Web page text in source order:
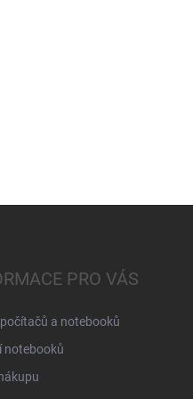
PRO VÁS
a notebooků
notebooků